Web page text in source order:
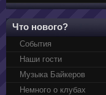
Что нового?
События
Наши гости
Музыка Байкеров
Немного о клубах